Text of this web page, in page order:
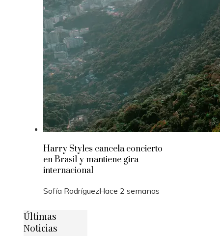
Harry Styles cancela concierto
en Brasil y mantiene gira
internacional
Sofía RodríguezHace 2 semanas
Últimas
Noticias